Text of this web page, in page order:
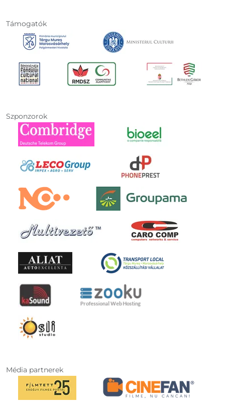
Támogatók
Szponzorok
Média partnerek